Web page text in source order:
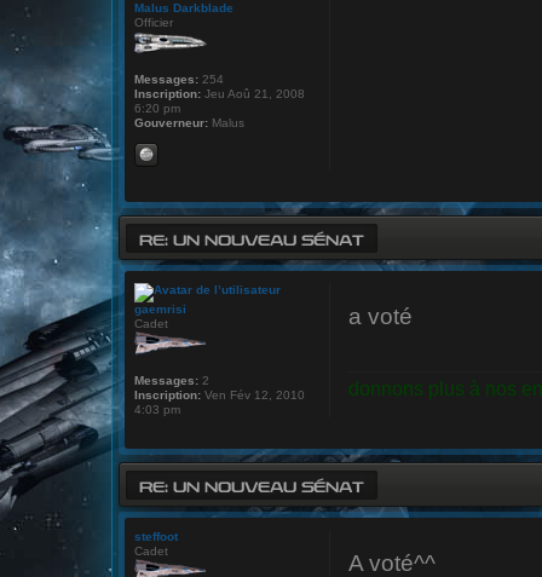
Malus Darkblade
Officier
Messages: 254
Inscription: Jeu Aoû 21, 2008
6:20 pm
Gouverneur: Malus
RE: UN NOUVEAU SÉNAT
a voté
donnons plus à nos
gaemrisi
Cadet
Messages: 2
Inscription: Ven Fév 12, 2010
4:03 pm
RE: UN NOUVEAU SÉNAT
A voté^^
steffoot
Cadet